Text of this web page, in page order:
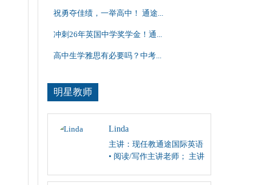
祝勇夺佳绩，一举高中！ 通途...
冲刺26年英国中学奖学金！通...
高中生学雅思有必要吗？中考...
明星教师
Linda
主讲：现任教通途国际英语
• 阅读/写作主讲老师； 主讲
阅读、英国文学课程；